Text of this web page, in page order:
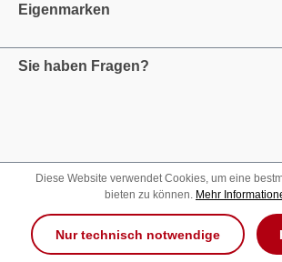
Eigenmarken
Sie haben Fragen?
Diese Website verwendet Cookies, um eine
bieten zu können. Mehr
Nur technisch notwendige